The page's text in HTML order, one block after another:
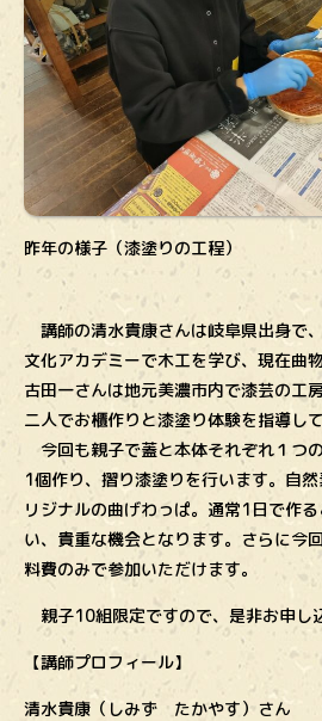
昨年の様子（漆塗りの工程）
講師の清水貴康さんは岐阜県出身で
文化アカデミーで木工を学び、現在曲
古田一さんは地元美濃市内で漆芸の工
二人でお櫃作りと漆塗り体験を指導し
今回も親子で蓋と本体それぞれ１つ
1個作り、摺り漆塗りを行います。自
リジナルの曲げわっぱ。通常1日で作
い、貴重な機会となります。さらに今
料費のみで参加いただけます。
親子10組限定ですので、是非お申し
【講師プロフィール】
清水貴康（しみず たかやす）さん